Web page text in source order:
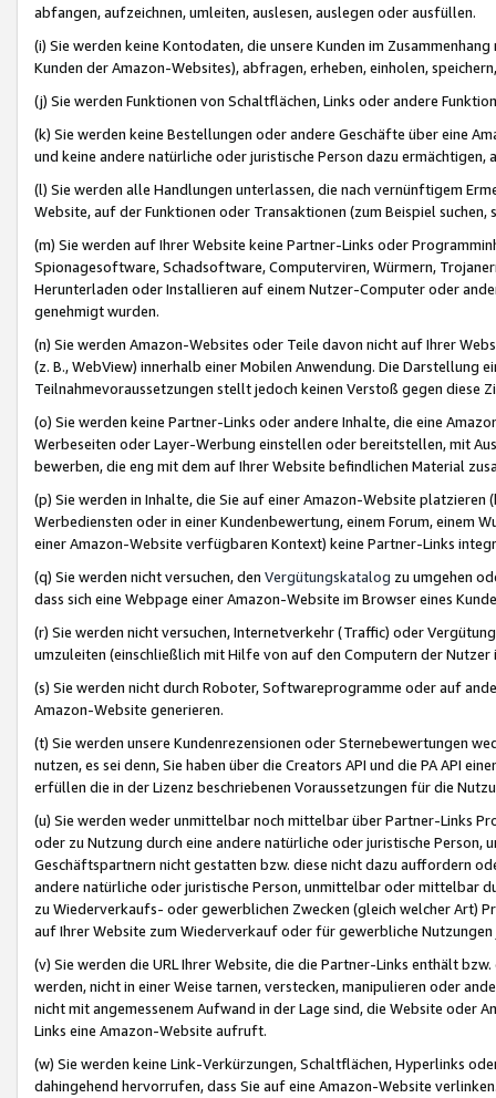
abfangen, aufzeichnen, umleiten, auslesen, auslegen oder ausfüllen.
(i) Sie werden keine Kontodaten, die unsere Kunden im
Kunden der Amazon-Websites), abfragen, erheben, einholen,
(j) Sie werden Funktionen von Schaltflächen, Links oder andere
(k) Sie werden keine Bestellungen oder andere Geschäfte über eine
und keine andere natürliche oder juristische Person dazu
(l) Sie werden alle Handlungen unterlassen, die nach vernünftigem
Website, auf der Funktionen oder Transaktionen (zum Beispiel
(m) Sie werden auf Ihrer Website keine Partner-Links oder
Spionagesoftware, Schadsoftware, Computerviren, Würmern,
Herunterladen oder Installieren auf einem Nutzer-Computer oder
genehmigt wurden.
(n) Sie werden Amazon-Websites oder Teile davon nicht auf Ihrer
(z. B., WebView) innerhalb einer Mobilen Anwendung. Die Darstellung
Teilnahmevoraussetzungen stellt jedoch keinen Verstoß gegen diese
(o) Sie werden keine Partner-Links oder andere Inhalte, die eine
Werbeseiten oder Layer-Werbung einstellen oder bereitstellen, mit
bewerben, die eng mit dem auf Ihrer Website befindlichen Material
(p) Sie werden in Inhalte, die Sie auf einer Amazon-Website
Werbediensten oder in einer Kundenbewertung, einem Forum, einem
einer Amazon-Website verfügbaren Kontext) keine Partner-Links
(q) Sie werden nicht versuchen, den Vergütungskatalog zu umgehen
dass sich eine Webpage einer Amazon-Website im Browser eines
(r) Sie werden nicht versuchen, Internetverkehr (Traffic) oder
umzuleiten (einschließlich mit Hilfe von auf den Computern der
(s) Sie werden nicht durch Roboter, Softwareprogramme oder auf
Amazon-Website generieren.
(t) Sie werden unsere Kundenrezensionen oder Sternebewertungen
nutzen, es sei denn, Sie haben über die Creators API und die PA API
erfüllen die in der Lizenz beschriebenen Voraussetzungen für die
(u) Sie werden weder unmittelbar noch mittelbar über Partner-Links
oder zu Nutzung durch eine andere natürliche oder juristische
Geschäftspartnern nicht gestatten bzw. diese nicht dazu auffordern
andere natürliche oder juristische Person, unmittelbar oder mittelbar
zu Wiederverkaufs- oder gewerblichen Zwecken (gleich welcher Art)
auf Ihrer Website zum Wiederverkauf oder für gewerbliche
(v) Sie werden die URL Ihrer Website, die die Partner-Links enthält
werden, nicht in einer Weise tarnen, verstecken, manipulieren oder
nicht mit angemessenem Aufwand in der Lage sind, die Website oder
Links eine Amazon-Website aufruft.
(w) Sie werden keine Link-Verkürzungen, Schaltflächen, Hyperlinks
dahingehend hervorrufen, dass Sie auf eine Amazon-Website